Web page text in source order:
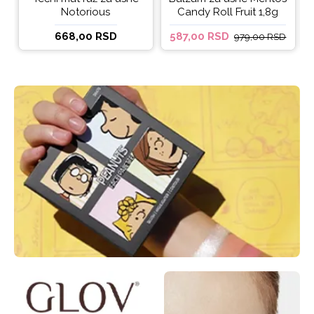
Notorious
668,00 RSD
Candy Roll Fruit 1,8g
587,00 RSD 979,00 RSD